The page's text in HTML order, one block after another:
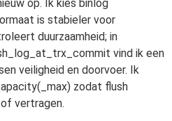
op. Ik kies binlog
is stabieler voor
duurzaamheid; in
vind ik een
veiligheid en doorvoer. Ik
zodat flush
vertragen.